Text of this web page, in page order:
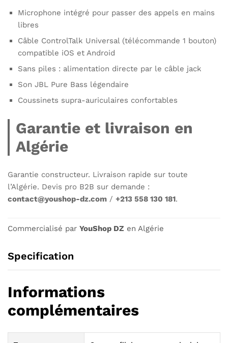
Microphone intégré pour passer des appels en mains
libres
Câble ControlTalk Universal (télécommande 1 bouton)
compatible iOS et Android
Sans piles : alimentation directe par le câble jack
Son JBL Pure Bass légendaire
Coussinets supra-auriculaires confortables
Garantie et livraison en
Algérie
Garantie constructeur. Livraison rapide sur toute
l’Algérie. Devis pro B2B sur demande :
contact@youshop-dz.com / +213 558 130 181.
Commercialisé par YouShop DZ en Algérie
Specification
Informations
complémentaires